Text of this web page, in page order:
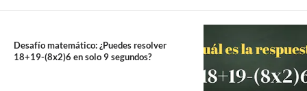
Desafío matemático: ¿Puedes resolver
18+19-(8x2)6 en solo 9 segundos?